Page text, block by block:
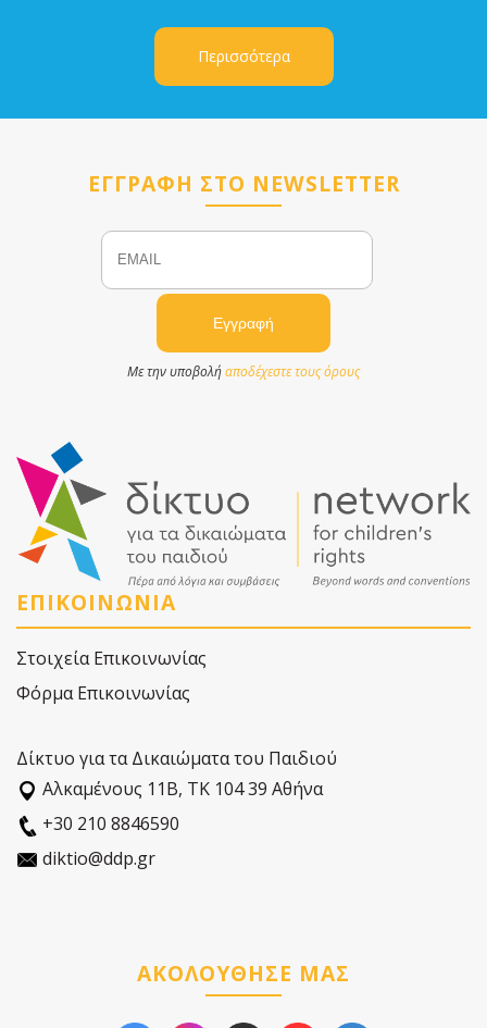
Περισσότερα
ΕΓΓΡΑΦΗ ΣΤΟ NEWSLETTER
Email
Με την υποβολήαποδέχεστε τους όρους
ΕΠΙΚΟΙΝΩΝΙΑ
Στοιχεία Επικοινωνίας
Φόρμα Επικοινωνίας
Δίκτυο για τα Δικαιώματα του Παιδιού
Αλκαµένους 11Β, ΤΚ 104 39 Αθήνα
+30 210 8846590
diktio@ddp.gr
ΑΚΟΛΟΥΘΗΣΕ ΜΑΣ